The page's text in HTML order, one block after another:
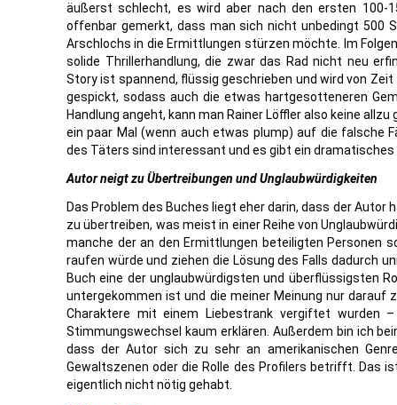
äußerst schlecht, es wird aber nach den ersten 100-
offenbar gemerkt, dass man sich nicht unbedingt 500
Arschlochs in die Ermittlungen stürzen möchte. Im
solide Thrillerhandlung, die zwar das Rad nicht neu
Story ist spannend, flüssig geschrieben und wird von
gespickt, sodass auch die etwas hartgesotteneren
Handlung angeht, kann man Rainer Löffler also keine
ein paar Mal (wenn auch etwas plump) auf die falsche
des Täters sind interessant und es gibt ein dramatisches
Autor neigt zu Übertreibungen und Unglaubwürdigkeiten
Das Problem des Buches liegt eher darin, dass der Autor
zu übertreiben, was meist in einer Reihe von
manche der an den Ermittlungen beteiligten Personen
raufen würde und ziehen die Lösung des Falls dadurch
Buch eine der unglaubwürdigsten und überflüssigsten
untergekommen ist und die meiner Meinung nur darauf
Charaktere mit einem Liebestrank vergiftet wurden
Stimmungswechsel kaum erklären. Außerdem bin ich
dass der Autor sich zu sehr an amerikanischen
Gewaltszenen oder die Rolle des Profilers betrifft. Das
eigentlich nicht nötig gehabt.